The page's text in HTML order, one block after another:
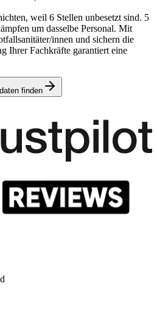
weil 6 Stellen unbesetzt sind. 5
um dasselbe Personal. Mit
innen und sichern die
Ihrer Fachkräfte garantiert eine
finden